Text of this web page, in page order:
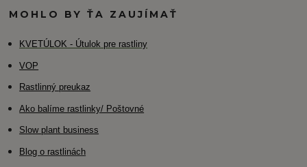
MOHLO BY ŤA ZAUJÍMAŤ
KVETÚLOK - Útulok pre rastliny
VOP
Rastlinný preukaz
Ako balíme rastlinky/ Poštovné
Slow plant business
Blog o rastlinách